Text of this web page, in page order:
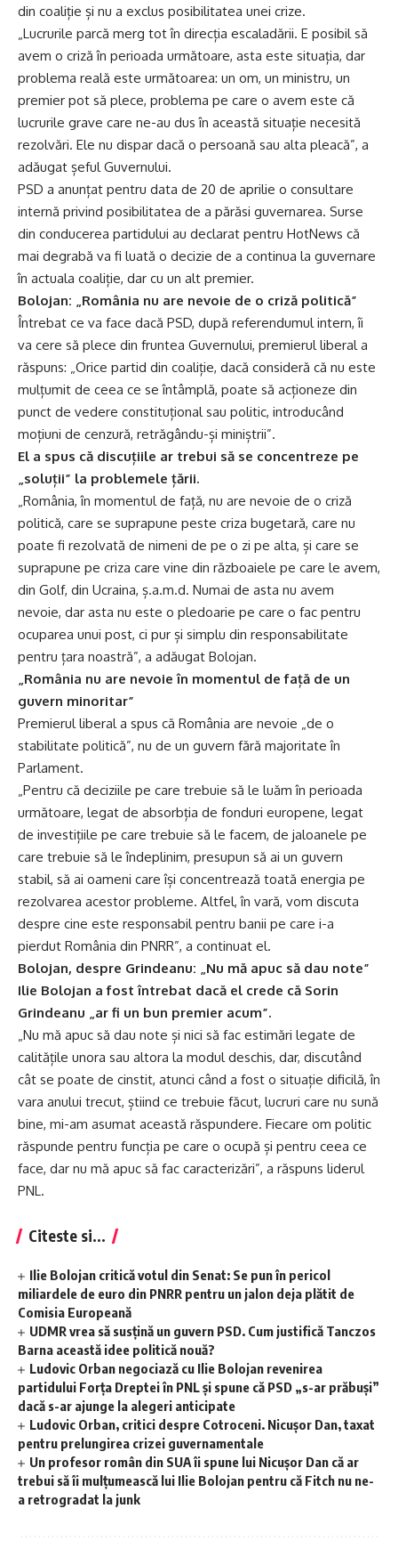
din coaliție și nu a exclus posibilitatea unei crize.
„Lucrurile parcă merg tot în direcția escaladării. E posibil să
avem o criză în perioada următoare, asta este situația, dar
problema reală este următoarea: un om, un ministru, un
premier pot să plece, problema pe care o avem este că
lucrurile grave care ne-au dus în această situație necesită
rezolvări. Ele nu dispar dacă o persoană sau alta pleacă”, a
adăugat șeful Guvernului.
PSD a anunțat pentru data de 20 de aprilie o consultare
internă privind posibilitatea de a părăsi guvernarea. Surse
din conducerea partidului au declarat pentru HotNews că
mai degrabă va fi luată o decizie de a continua la guvernare
în actuala coaliție, dar cu un alt premier.
Bolojan: „România nu are nevoie de o criză politică”
Întrebat ce va face dacă PSD, după referendumul intern, îi
va cere să plece din fruntea Guvernului, premierul liberal a
răspuns: „Orice partid din coaliție, dacă consideră că nu este
mulțumit de ceea ce se întâmplă, poate să acționeze din
punct de vedere constituțional sau politic, introducând
moțiuni de cenzură, retrăgându-și miniștrii”.
El a spus că discuțiile ar trebui să se concentreze pe
„soluții” la problemele țării.
„România, în momentul de față, nu are nevoie de o criză
politică, care se suprapune peste criza bugetară, care nu
poate fi rezolvată de nimeni de pe o zi pe alta, și care se
suprapune pe criza care vine din războaiele pe care le avem,
din Golf, din Ucraina, ș.a.m.d. Numai de asta nu avem
nevoie, dar asta nu este o pledoarie pe care o fac pentru
ocuparea unui post, ci pur și simplu din responsabilitate
pentru țara noastră”, a adăugat Bolojan.
„România nu are nevoie în momentul de față de un
guvern minoritar”
Premierul liberal a spus că România are nevoie „de o
stabilitate politică”, nu de un guvern fără majoritate în
Parlament.
„Pentru că deciziile pe care trebuie să le luăm în perioada
următoare, legat de absorbția de fonduri europene, legat
de investițiile pe care trebuie să le facem, de jaloanele pe
care trebuie să le îndeplinim, presupun să ai un guvern
stabil, să ai oameni care își concentrează toată energia pe
rezolvarea acestor probleme. Altfel, în vară, vom discuta
despre cine este responsabil pentru banii pe care i-a
pierdut România din PNRR”, a continuat el.
Bolojan, despre Grindeanu: „Nu mă apuc să dau note”
Ilie Bolojan a fost întrebat dacă el crede că Sorin
Grindeanu „ar fi un bun premier acum”.
„Nu mă apuc să dau note și nici să fac estimări legate de
calitățile unora sau altora la modul deschis, dar, discutând
cât se poate de cinstit, atunci când a fost o situație dificilă, în
vara anului trecut, știind ce trebuie făcut, lucruri care nu sună
bine, mi-am asumat această răspundere. Fiecare om politic
răspunde pentru funcția pe care o ocupă și pentru ceea ce
face, dar nu mă apuc să fac caracterizări”, a răspuns liderul
PNL.
Citeste si...
Ilie Bolojan critică votul din Senat: Se pun în pericol
miliardele de euro din PNRR pentru un jalon deja plătit de
Comisia Europeană
UDMR vrea să susţină un guvern PSD. Cum justifică Tanczos
Barna această idee politică nouă?
Ludovic Orban negociază cu Ilie Bolojan revenirea
partidului Forța Dreptei în PNL şi spune că PSD „s-ar prăbuși”
dacă s-ar ajunge la alegeri anticipate
Ludovic Orban, critici despre Cotroceni. Nicușor Dan, taxat
pentru prelungirea crizei guvernamentale
Un profesor român din SUA îi spune lui Nicușor Dan că ar
trebui să îi mulțumească lui Ilie Bolojan pentru că Fitch nu ne-
a retrogradat la junk